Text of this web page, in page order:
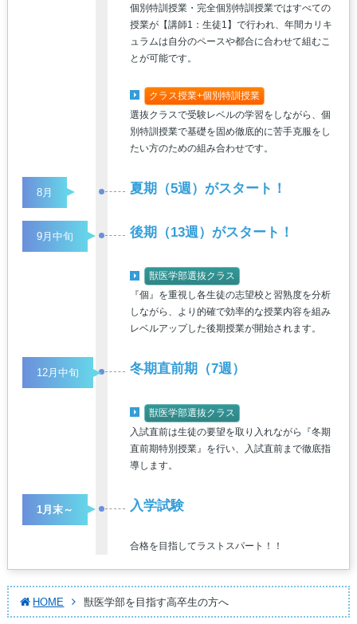
個別特訓授業・完全個別特訓授業ではすべての
授業が【講師1：生徒1】で行われ、年間カリキ
ュラムは自分のペースや都合に合わせて組むこ
とが可能です。
クラス授業+個別特訓授業
選抜クラスで受験レベルの学習をしながら、個
別特訓授業で基礎を固め徹底的に苦手克服をし
たい方のための組み合わせです。
8月 夏期（5週）がスタート！
9月中旬 後期（13週）がスタート！
獣医学部選抜クラス
『個』を重視し各生徒の志望校と習熟度を分析
しながら、より的確で効率的な授業内容を組み
レベルアップした後期授業が開始されます。
12月中旬 冬期直前期（7週）
獣医学部選抜クラス
入試直前は生徒の要望を取り入れながら『冬期
直前期特別授業』を行い、入試直前まで徹底指
導します。
1月末～ 入学試験
合格を目指してラストスパート！！
HOME 獣医学部を目指す高卒生の方へ